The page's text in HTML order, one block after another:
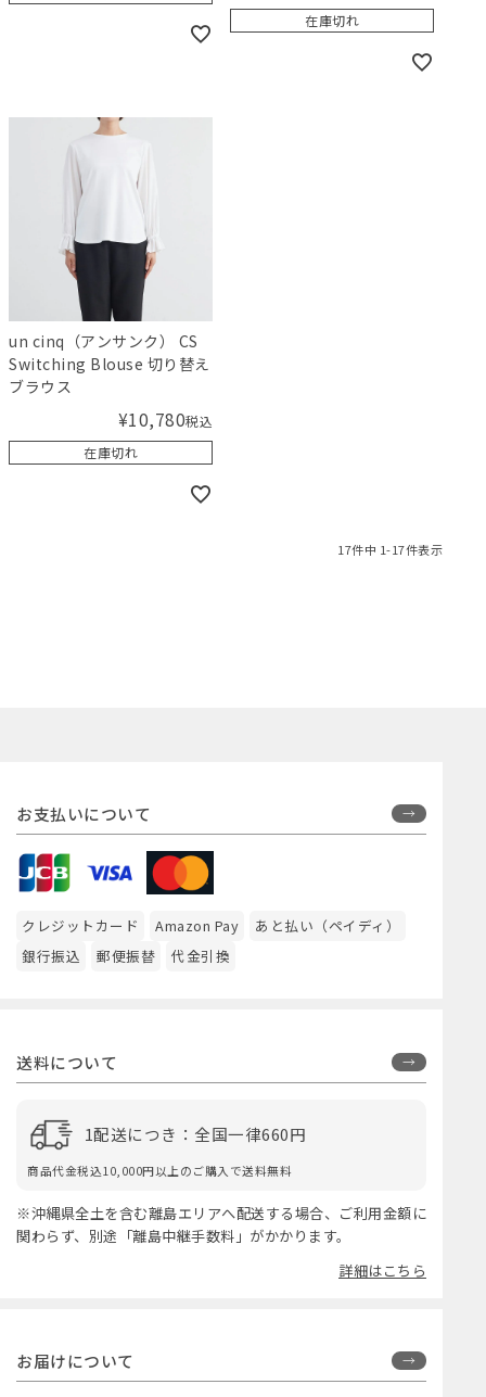
在庫切れ
un cinq（アンサンク） CS
Switching Blouse 切り替え
ブラウス
¥10,780税込
在庫切れ
17件中 1-17件表示
お支払いについて
クレジットカード Amazon Pay
あと払い（ペイディ）
銀行振込
郵便振替 代金引換
送料について
1配送につき：全国一律660円
商品代金税込10,000円以上のご購入で送料無料
※沖縄県全土を含む離島エリアへ配送する場合、ご利用金額に
関わらず、別途「離島中継手数料」がかかります。
詳細はこちら
お届けについて